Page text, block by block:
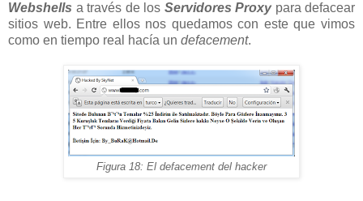
Webshells a través de los Servidores Proxypara defacear
sitios web. Entre ellos nos quedamos con este que vimos
como en tiempo real hacía un defacement.
Figura 18: El defacement del hacker